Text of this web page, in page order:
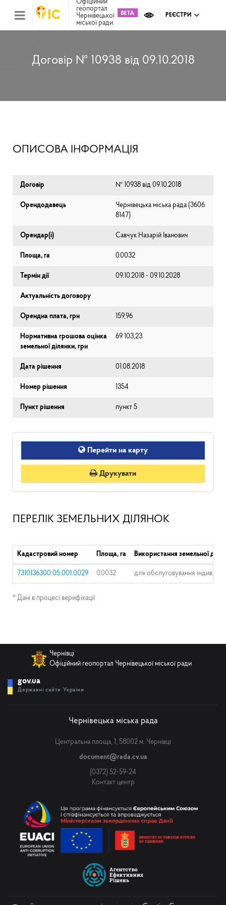
Офіційний
геопортал
Чернівецької
міської ради
РЕЄСТРИ
Договір № 10938 від 09.10.2018
ОПИСОВА ІНФОРМАЦІЯ
Договір № 10938 від 09.10.2018
Орендодавець
Чернівецька міська рада (⁨3606
8147⁩)
Орендар(і) Савчук Назарій Іванович
Площа, га 0.0032
Термін дії 09.10.2018 - 09.10.2028
Актуальність договору
Орендна плата, грн 159,96
Нормативна грошова оцінка
земельної ділянки, грн
69 103,23
Дата рішення 01.08.2018
Номер рішення 1354
Пункт рішення пункт 5
Перейти на карту
Друкувати
ПЕРЕЛІК ЗЕМЕЛЬНИХ ДІЛЯНОК
Кадастровий номер Площа, га Використання земельної
7310136300:05:001:0029 0.0032 для обслуговування
* Дані в процесі верифікації
Чернівці
Офіційний геопортал Чернівецької міської ради
gov.ua
Державні сайти України
Чернівецька міська рада
Центральна площа, 1, 58002 м. Чернівці
document@rada.cv.ua
(0372) 52-59-24
Контакт центр